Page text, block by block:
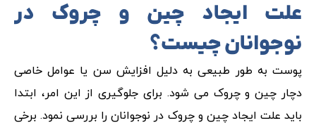
علت ایجاد چین و چروک در
نوجوانان چیست؟
پوست به طور طبیعی به دلیل افزایش سن یا عوامل خاصی
دچار چین و چروک می شود. برای جلوگیری از این امر، ابتدا
باید علت ایجاد چین و چروک در نوجوانان را بررسی نمود. برخی